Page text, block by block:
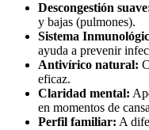
Descongestión
y bajas (pulmones).
Sistema
ayuda a prevenir
Antivírico natural:
eficaz.
Claridad mental:
en momentos de
Perfil familiar: A